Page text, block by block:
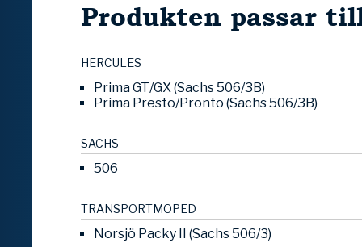
Produkten passar
HERCULES
Prima GT/GX (Sachs 506/3B)
Prima Presto/Pronto (Sachs 506/3B)
SACHS
506
TRANSPORTMOPED
Norsjö Packy II (Sachs 506/3)